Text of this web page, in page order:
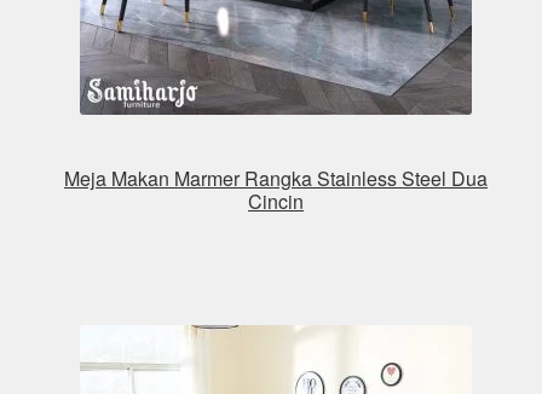
Meja Makan Marmer Rangka Stainless Steel Dua
Cincin